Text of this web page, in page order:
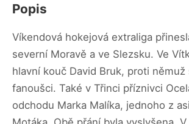
Popis
Víkendová hokejová extraliga
severní Moravě a ve Slezsku. Ve
hlavní kouč David Bruk, proti němuž
fanoušci. Také v Třinci příznivci
odchodu Marka Malíka, jednoho z